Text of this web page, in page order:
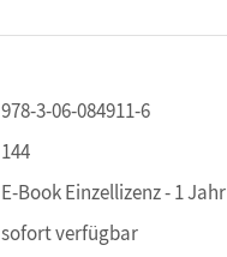
978-3-06-084911-6
144
E-Book Einzellizenz - 1 Jahr
sofort verfügbar